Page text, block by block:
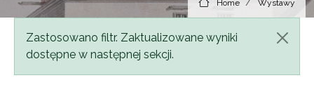
Home Wystawy
Status message
Zastosowano filtr. Zaktualizowane wyniki
dostępne w następnej sekcji.